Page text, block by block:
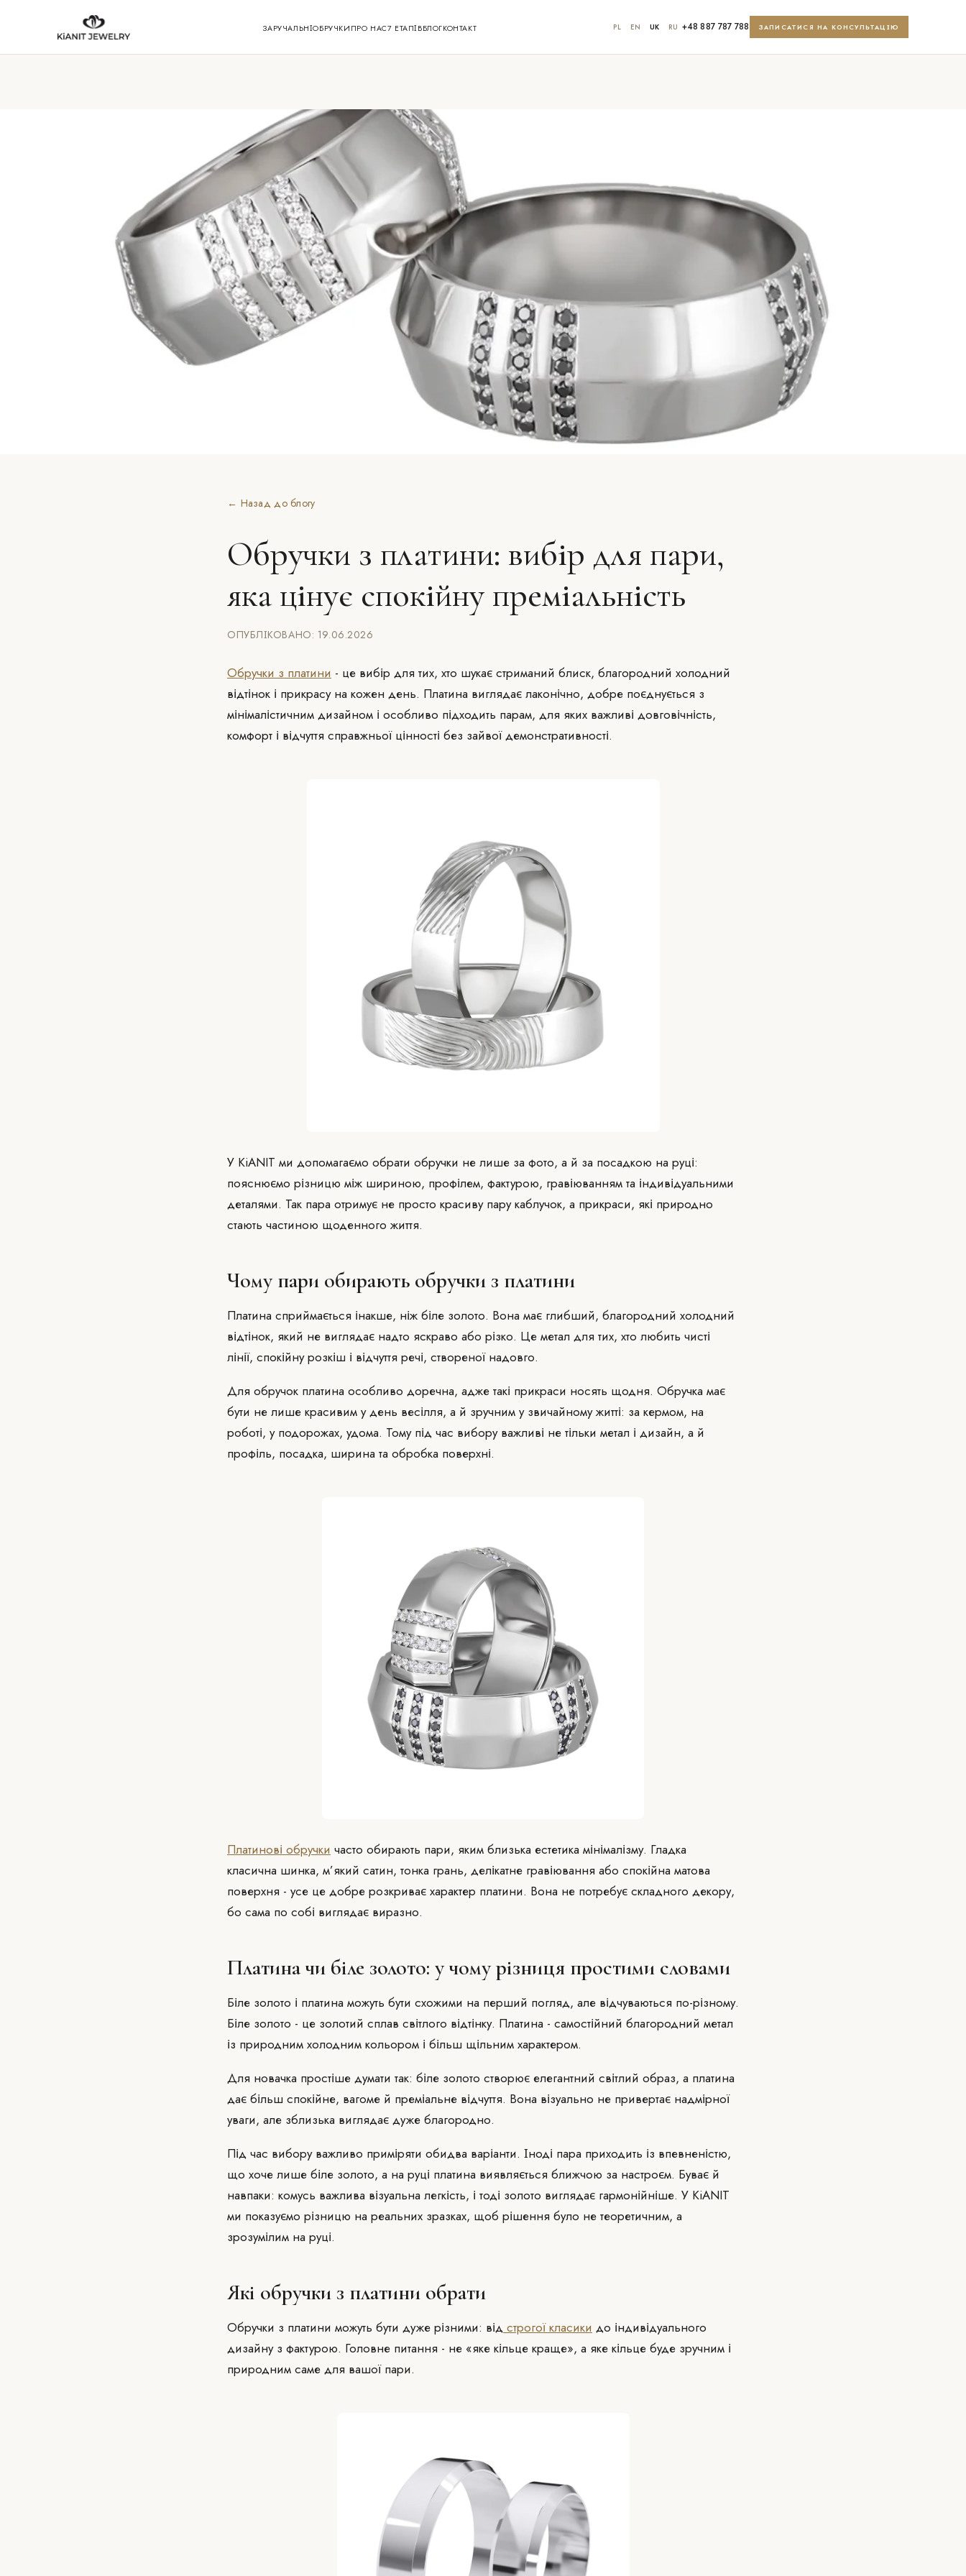
ЗАРУЧАЛЬНІОБРУЧКИ ПРО НАС7 ЕТАПІВБЛОГКОНТАКТ PL EN UK RU +48 887 787 788 ЗАПИСАТИСЯ НА КОНСУЛЬТАЦІЮ
← Назад до блогу
Обручки з платини: вибір для пари,
яка цінує спокійну преміальність
ОПУБЛІКОВАНО: 19.06.2026
Обручки з платини - це вибір для тих, хто шукає стриманий блиск, благородний холодний
відтінок і прикрасу на кожен день. Платина виглядає лаконічно, добре поєднується з
мінімалістичним дизайном і особливо підходить парам, для яких важливі довговічність,
комфорт і відчуття справжньої цінності без зайвої демонстративності.
У KiANIT ми допомагаємо обрати обручки не лише за фото, а й за посадкою на руці:
пояснюємо різницю між шириною, профілем, фактурою, гравіюванням та індивідуальними
деталями. Так пара отримує не просто красиву пару каблучок, а прикраси, які природно
стають частиною щоденного життя.
Чому пари обирають обручки з платини
Платина сприймається інакше, ніж біле золото. Вона має глибший, благородний холодний
відтінок, який не виглядає надто яскраво або різко. Це метал для тих, хто любить чисті
лінії, спокійну розкіш і відчуття речі, створеної надовго.
Для обручок платина особливо доречна, адже такі прикраси носять щодня. Обручка має
бути не лише красивим у день весілля, а й зручним у звичайному житті: за кермом, на
роботі, у подорожах, удома. Тому під час вибору важливі не тільки метал і дизайн, а й
профіль, посадка, ширина та обробка поверхні.
Платинові обручки часто обирають пари, яким близька естетика мінімалізму. Гладка
класична шинка, м’який сатин, тонка грань, делікатне гравіювання або спокійна матова
поверхня - усе це добре розкриває характер платини. Вона не потребує складного декору,
бо сама по собі виглядає виразно.
Платина чи біле золото: у чому різниця простими словами
Біле золото і платина можуть бути схожими на перший погляд, але відчуваються по-різному.
Біле золото - це золотий сплав світлого відтінку. Платина - самостійний благородний метал
із природним холодним кольором і більш щільним характером.
Для новачка простіше думати так: біле золото створює елегантний світлий образ, а платина
дає більш спокійне, вагоме й преміальне відчуття. Вона візуально не привертає надмірної
уваги, але зблизька виглядає дуже благородно.
Під час вибору важливо приміряти обидва варіанти. Іноді пара приходить із впевненістю,
що хоче лише біле золото, а на руці платина виявляється ближчою за настроєм. Буває й
навпаки: комусь важлива візуальна легкість, і тоді золото виглядає гармонійніше. У KiANIT
ми показуємо різницю на реальних зразках, щоб рішення було не теоретичним, а
зрозумілим на руці.
Які обручки з платини обрати
Обручки з платини можуть бути дуже різними: від строгої класики до індивідуального
дизайну з фактурою. Головне питання - не «яке кільце краще», а яке кільце буде зручним і
природним саме для вашої пари.